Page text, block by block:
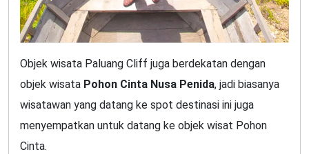
Objek wisata Paluang Cliff juga berdekatan dengan
objek wisata Pohon Cinta Nusa Penida, jadi biasanya
wisatawan yang datang ke spot destinasi ini juga
menyempatkan untuk datang ke objek wisat Pohon
Cinta.